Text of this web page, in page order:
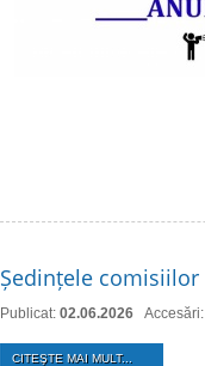
Ședințele
Publicat: 02.06.2026
CITEŞTE MAI MULT...